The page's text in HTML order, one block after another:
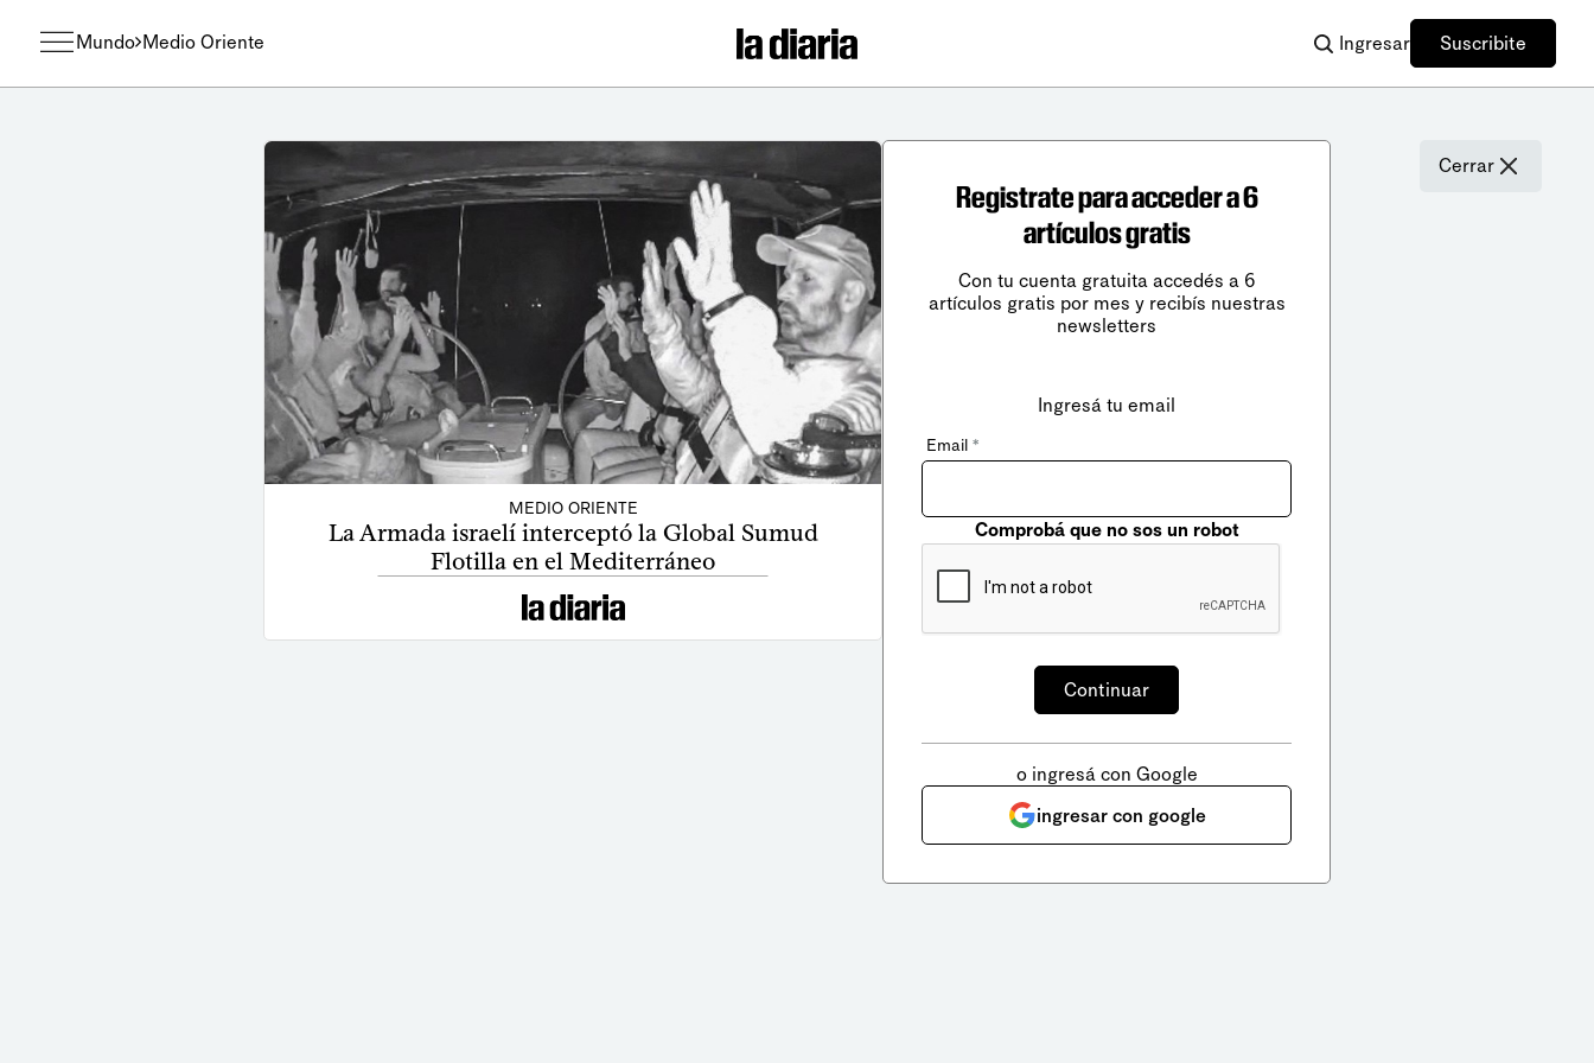
Mundo Medio Oriente Ingresar Suscribite
MEDIO ORIENTE
La Armada israelí interceptó la Global Sumud
Flotilla en el Mediterráneo
Cerrar
Registrate para acceder a 6
artículos gratis
Con tu cuenta gratuita accedés a 6
artículos gratis por mes y recibís nuestras
newsletters
Ingresá tu email
Email *
Comprobá que no sos un robot
o ingresá con Google
ingresar con google